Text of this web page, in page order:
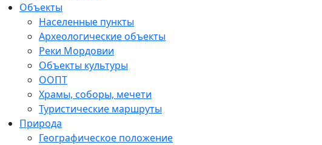
Объекты
Населенные пункты
Археологические объекты
Реки Мордовии
Объекты культуры
ООПТ
Храмы, соборы, мечети
Туристические маршруты
Природа
Географическое положение